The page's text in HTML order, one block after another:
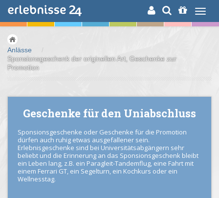
ERLEBNISSUCHE
Anlässe
/
Sponsionsgeschenk der originellen Art, Geschenke zur
Promotion
Geschenke für den Uniabschluss
Sponsionsgeschenke oder Geschenke für die Promotion
dürfen auch ruhig etwas ausgefallener sein.
Erlebnisgeschenke sind bei Universitätsabgängern sehr
beliebt und die Erinnerung an das Sponsionsgeschenk bleibt
ein Leben lang, z.B. ein Paragleit-Tandemflug, eine Fahrt mit
einem Ferrari GT, ein Segelturn, ein Kochkurs oder ein
Wellnesstag.